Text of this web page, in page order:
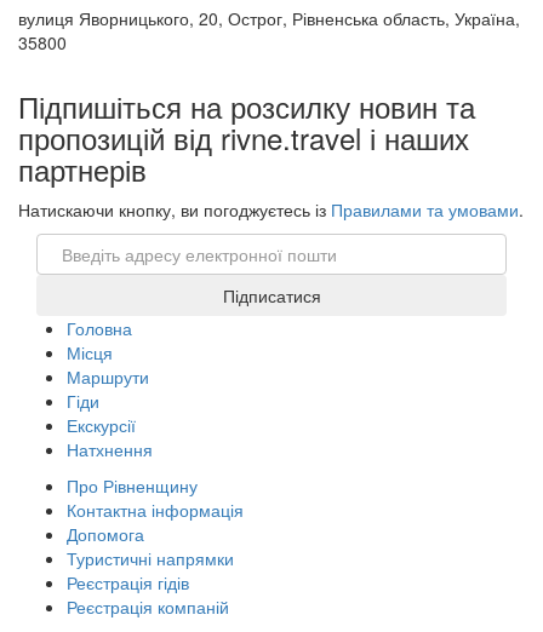
вулиця Яворницького, 20, Острог, Рівненська область, Україна,
35800
Підпишіться на розсилку новин та
пропозицій від rivne.travel і наших
партнерів
Натискаючи кнопку, ви погоджуєтесь із Правилами та умовами.
Email
Підписатися
Головна
Місця
Маршрути
Гіди
Екскурсії
Натхнення
Про Рівненщину
Контактна інформація
Допомога
Туристичні напрямки
Реєстрація гідів
Реєстрація компаній